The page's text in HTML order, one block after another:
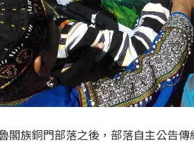
閣族銅門部落之後，部落自主公告